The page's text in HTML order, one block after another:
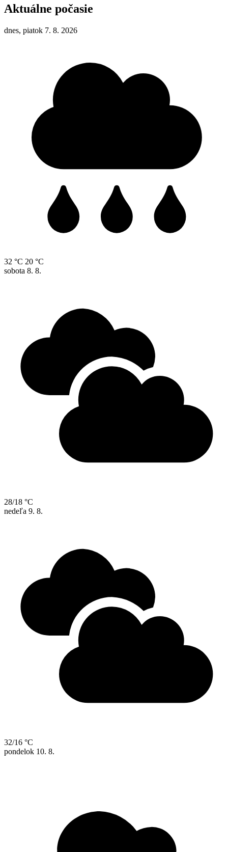
Aktuálne počasie
dnes, piatok 7. 8. 2026
32 °C 20 °C
sobota 8. 8.
28/18 °C
nedeľa 9. 8.
32/16 °C
pondelok 10. 8.